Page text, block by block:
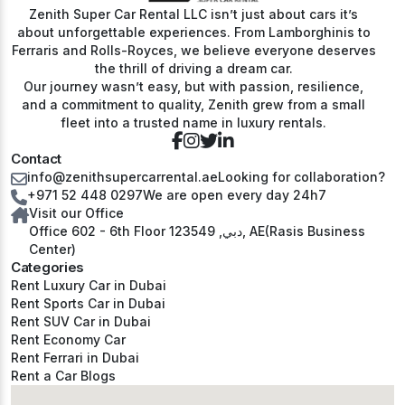
ванн JBR Walk и Beach просто фантастические. Кроме
того, разнообразие частных лодок, доступных в Dubai
Marina, и сама Dubai Marina не менее впечатляют.
суперкара Кадиллак подарит вам роскошный и
уникальный опыт.
Zenith Super Car Rental LLC isn’t just about cars it’s
about unforgettable experiences. From Lamborghinis to
Ferraris and Rolls-Royces, we believe everyone deserves
the thrill of driving a dream car.
Our journey wasn’t easy, but with passion, resilience,
and a commitment to quality, Zenith grew from a small
fleet into a trusted name in luxury rentals.
Categories
Rent Luxury Car in Dubai
Rent Sports Car in Dubai
Rent SUV Car in Dubai
Rent Economy Car
Rent Ferrari in Dubai
Rent a Car Blogs
Contact
info@zenithsupercarrental.aeLooking for collaboration?
+971 52 448 0297We are open every day 24h7
Visit our Office
Office 602 - 6th Floor دبي, 123549, AE(Rasis Business
Center)